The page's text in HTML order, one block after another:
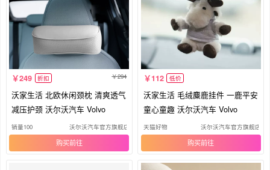
249 折扣 294
沃家生活 北欧休闲颈枕 清爽透气
减压护颈 沃尔沃汽车 Volvo
销量100 沃尔沃汽车官方旗舰店
购买
112 低价
沃家生活 毛绒麋鹿挂件 一鹿平安
童心童趣 沃尔沃汽车 Volvo
天猫好物 沃尔沃汽车官方旗舰店
购买